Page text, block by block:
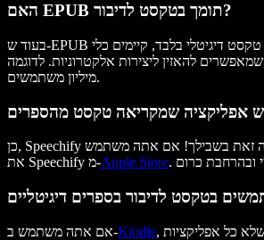
האם EPUB תומך בטקסט לדיבור?
בעוד ש-EPUB הוא פורמט טקסט דיגיטלי בלבד, קיימים כלי TTS
שמאפשרים להאזין ליצירות אלקטרוניות. לדוגמה, Speechify עם מעל 20
מיליון משתמשים.
את Speechify מ-Apple Store
אם אתה משתמש ב-Kindle, זכור שלא כל אפליקציות TTS זמינות